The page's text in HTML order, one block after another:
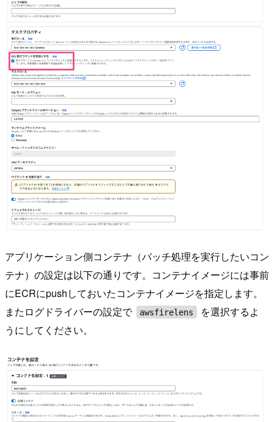
アプリケーション側コンテナ（バッチ処理を実行したいコン
テナ）の設定は以下の通りです。コンテナイメージには事前
にECRにpushしておいたコンテナイメージを指定します。
またログドライバーの設定で
awsfirelens
を選択するよ
うにしてください。